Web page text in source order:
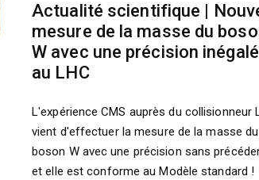
Actualité scientifique |
mesure de la masse du
W avec une précision
au LHC
L'expérience CMS auprès du collisionneur
vient d'effectuer la mesure de la masse du
boson W avec une précision sans
et elle est conforme au Modèle standard !